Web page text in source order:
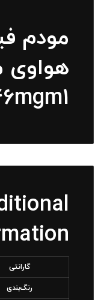
مودم
هواوی
گارانتی
رنگ‌بندی